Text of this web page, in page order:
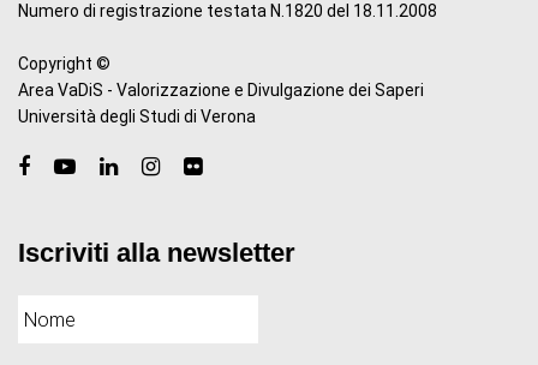
Numero di registrazione testata N.1820 del 18.11.2008
Copyright ©
Area VaDiS - Valorizzazione e Divulgazione dei Saperi
Università degli Studi di Verona
Iscriviti alla newsletter